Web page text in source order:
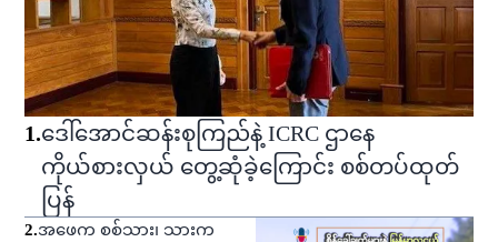
1.ဒေါ်အောင်ဆန်းစုကြည်နဲ့ ICRC ဌာနေ
ကိုယ်စားလှယ် တွေ့ဆုံခဲ့ကြောင်း စစ်တပ်ထုတ်
ပြန်
2.အဖေက စစ်သား၊ သားက